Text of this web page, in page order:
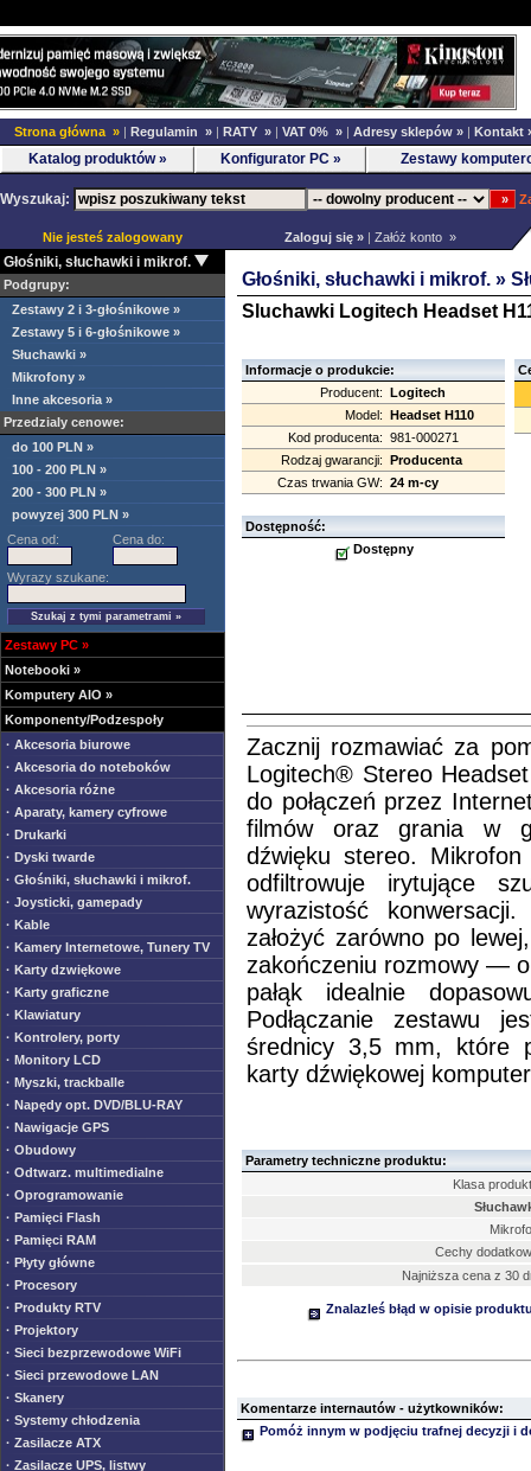
Strona główna » | Regulamin » | RATY » | VAT 0% » | Adresy sklepów » | Kontakt
Katalog produktów » Konfigurator PC » Zestawy
Wyszukaj:
Nie jesteś zalogowany Zaloguj się » | Załóż konto »
Głośniki, słuchawki i mikrof.
Podgrupy:
Zestawy 2 i 3-głośnikowe »
Zestawy 5 i 6-głośnikowe »
Słuchawki »
Mikrofony »
Inne akcesoria »
Przedzialy cenowe:
do 100 PLN »
100 - 200 PLN »
200 - 300 PLN »
powyzej 300 PLN »
Cena od:
Cena do:
Wyrazy szukane:
Zestawy PC »
Notebooki »
Komputery AIO »
Komponenty/Podzespoły
· Akcesoria biurowe
· Akcesoria do noteboków
· Akcesoria różne
· Aparaty, kamery cyfrowe
· Drukarki
· Dyski twarde
· Głośniki, słuchawki i mikrof.
· Joysticki, gamepady
· Kable
· Kamery Internetowe, Tunery TV
· Karty dzwiękowe
· Karty graficzne
· Klawiatury
· Kontrolery, porty
· Monitory LCD
· Myszki, trackballe
· Napędy opt. DVD/BLU-RAY
· Nawigacje GPS
· Obudowy
· Odtwarz. multimedialne
· Oprogramowanie
· Pamięci Flash
· Pamięci RAM
· Płyty główne
· Procesory
· Produkty RTV
· Projektory
· Sieci bezprzewodowe WiFi
· Sieci przewodowe LAN
· Skanery
· Systemy chłodzenia
· Zasilacze ATX
· Zasilacze UPS, listwy
Głośniki, słuchawki i mikrof. »
Sluchawki Logitech Headset
Informacje o produkcie:
Producent: Logitech
Model: Headset H110
Kod producenta: 981-000271
Rodzaj gwarancji: Producenta
Czas trwania GW: 24 m-cy
Dostępność:
Dostępny
Zacznij rozmawiać za
Logitech® Stereo
do połączeń przez
filmów oraz grania w
dźwięku stereo.
odfiltrowuje irytujące
wyrazistość
założyć zarówno po
zakończeniu rozmowy —
pałąk idealnie
Podłączanie zestawu
średnicy 3,5 mm, które
karty dźwiękowej
Parametry techniczne produktu:
Klasa
Cechy
Najniższa cena z 30
Znalazleś błąd w opisie
Komentarze internautów - użytkowników:
Pomóż innym w podjęciu trafnej decyzji i